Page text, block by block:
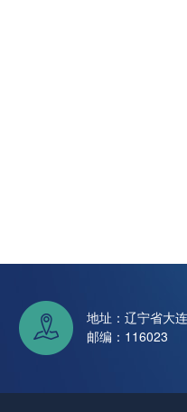
地址：辽宁省大
邮编：116023